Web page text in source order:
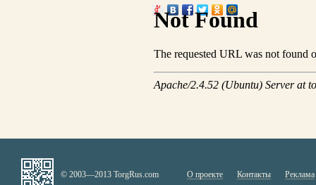
© 2003—2013 TorgRus.com О проекте Контакты Реклама